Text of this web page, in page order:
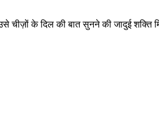
चीज़ों के दिल की बात सुनने की जादुई शक्ति